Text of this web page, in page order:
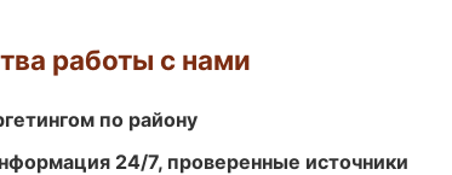
работы с нами
по району
24/7, проверенные источники